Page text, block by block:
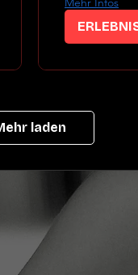
laden